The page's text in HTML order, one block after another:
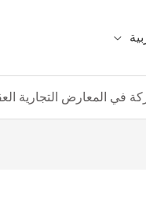
في المعارض التجارية